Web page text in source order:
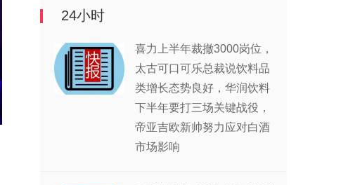
24小时
喜力上半年裁撤3000岗位，
太古可口可乐总裁说饮料品
类增长态势良好，华润饮料
下半年要打三场关键战役，
帝亚吉欧新帅努力应对白酒
市场影响